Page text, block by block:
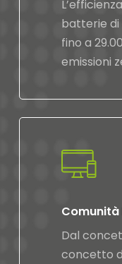
batterie
fino a
emissioni
Comunità
Dal
concetto